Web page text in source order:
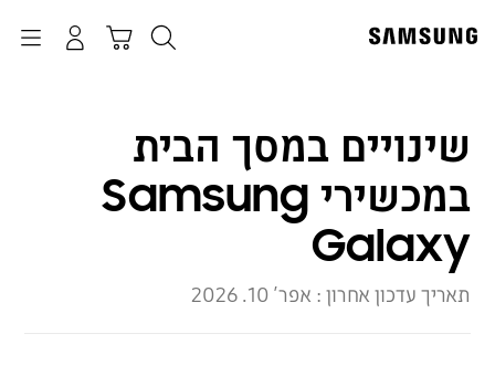
שינויים במסך הבית
במכשירי Samsung
Galaxy
תאריך עדכון אחרון : אפר׳ 10. 2026